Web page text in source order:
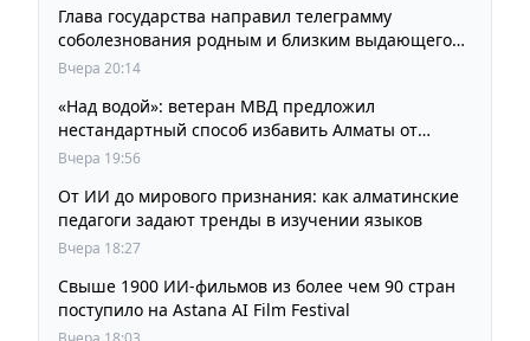
Глава государства направил телеграмму
соболезнования родным и близким выдающегося
кинорежиссера Ардака Амиркулова
Вчера 20:14
«Над водой»: ветеран МВД предложил
нестандартный способ избавить Алматы от
пробок и смога
Вчера 19:56
От ИИ до мирового признания: как алматинские
педагоги задают тренды в изучении языков
Вчера 18:27
Свыше 1900 ИИ-фильмов из более чем 90 стран
поступило на Astana AI Film Festival